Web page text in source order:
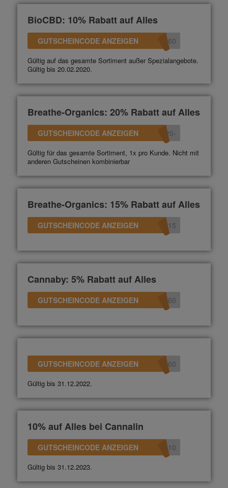
BioCBD: 10% Rabatt auf Alles
GUTSCHEINCODE ANZEIGEN 360
Gültig auf das gesamte Sortiment außer Spezialangebote.
Gültig bis 20.02.2020.
Breathe-Organics: 20% Rabatt auf Alles
GUTSCHEINCODE ANZEIGEN -20
Gültig für das gesamte Sortiment, 1x pro Kunde. Nicht mit
anderen Gutscheinen kombinierbar
Breathe-Organics: 15% Rabatt auf Alles
GUTSCHEINCODE ANZEIGEN d15
Cannaby: 5% Rabatt auf Alles
GUTSCHEINCODE ANZEIGEN 360
GUTSCHEINCODE ANZEIGEN 360
Gültig bis 31.12.2022.
10% auf Alles bei Cannalin
GUTSCHEINCODE ANZEIGEN n10
Gültig bis 31.12.2023.